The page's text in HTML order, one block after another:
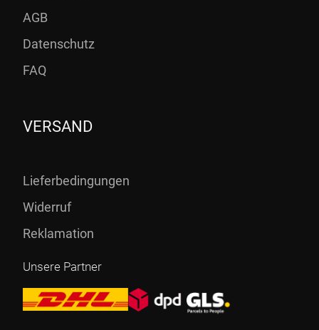
AGB
Datenschutz
FAQ
VERSAND
Lieferbedingungen
Widerruf
Reklamation
Unsere Partner